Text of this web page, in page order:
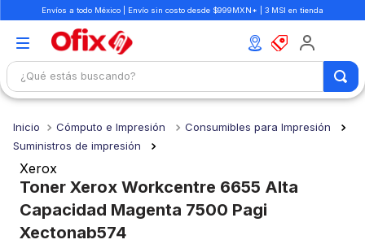
Envíos a todo México | Envío sin costo desde $999MXN* | 3 MSI en tienda
¿Qué estás buscando?
Cómputo e Impresión
Consumibles para Impresión
Suministros de impresión
Xerox
Toner Xerox Workcentre 6655 Alta
Capacidad Magenta 7500 Pagi
Xectonab574
1.
mochilas
2
3 .
cuaderno
4.
cuadernos